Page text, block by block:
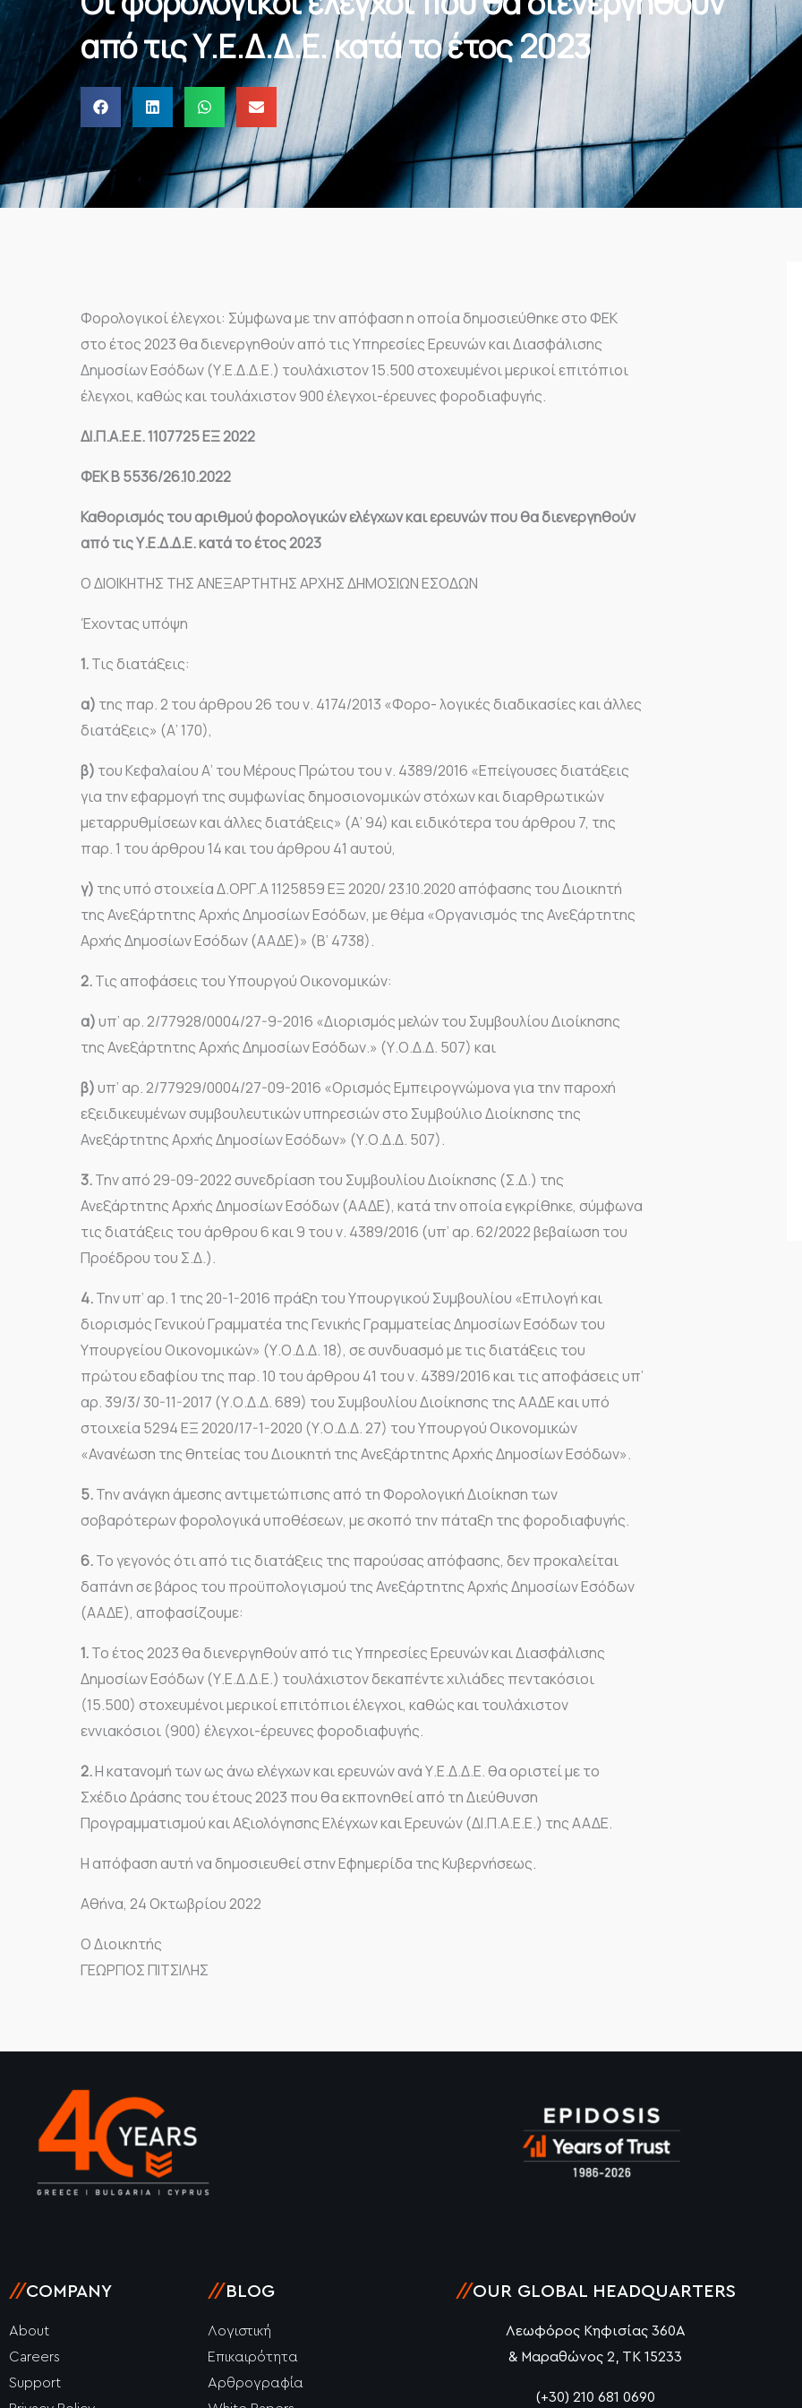
από τις Υ.Ε.Δ.Δ.Ε. κατά το έτος 2023
Φορολογικοί έλεγχοι: Σύμφωνα με την απόφαση η οποία δημοσιεύθηκε στο ΦΕΚ
στο έτος 2023 θα διενεργηθούν από τις Υπηρεσίες Ερευνών και Διασφάλισης
Δημοσίων Εσόδων (Υ.Ε.Δ.Δ.Ε.) τουλάχιστον 15.500 στοχευμένοι μερικοί επιτόπιοι
έλεγχοι, καθώς και τουλάχιστον 900 έλεγχοι-έρευνες φοροδιαφυγής.
ΔΙ.Π.Α.Ε.Ε. 1107725 ΕΞ 2022
ΦΕΚ Β 5536/26.10.2022
Καθορισμός του αριθμού φορολογικών ελέγχων και ερευνών που θα διενεργηθούν
από τις Υ.Ε.Δ.Δ.Ε. κατά το έτος 2023
Ο ΔΙΟΙΚΗΤΗΣ ΤΗΣ ΑΝΕΞΑΡΤΗΤΗΣ ΑΡΧΗΣ ΔΗΜΟΣΙΩΝ ΕΣΟΔΩΝ
Έχοντας υπόψη
1.Τις διατάξεις:
α) της παρ. 2 του άρθρου 26 του ν. 4174/2013 «Φορο- λογικές διαδικασίες και άλλες
διατάξεις» (Α’ 170),
β) του Κεφαλαίου Α’ του Μέρους Πρώτου του ν. 4389/2016 «Επείγουσες διατάξεις
για την εφαρμογή της συμφωνίας δημοσιονομικών στόχων και διαρθρωτικών
μεταρρυθμίσεων και άλλες διατάξεις» (Α’ 94) και ειδικότερα του άρθρου 7, της
παρ. 1 του άρθρου 14 και του άρθρου 41 αυτού,
γ) της υπό στοιχεία Δ.ΟΡΓ.Α 1125859 ΕΞ 2020/ 23.10.2020 απόφασης του Διοικητή
της Ανεξάρτητης Αρχής Δημοσίων Εσόδων, με θέμα «Οργανισμός της Ανεξάρτητης
Αρχής Δημοσίων Εσόδων (ΑΑΔΕ)» (Β’ 4738).
2.Τις αποφάσεις του Υπουργού Οικονομικών:
α)υπ’ αρ. 2/77928/0004/27-9-2016 «Διορισμός μελών του Συμβουλίου Διοίκησης
της Ανεξάρτητης Αρχής Δημοσίων Εσόδων.» (Υ.Ο.Δ.Δ. 507) και
β)υπ’ αρ. 2/77929/0004/27-09-2016 «Ορισμός Εμπειρογνώμονα για την παροχή
εξειδικευμένων συμβουλευτικών υπηρεσιών στο Συμβούλιο Διοίκησης της
Ανεξάρτητης Αρχής Δημοσίων Εσόδων» (Υ.Ο.Δ.Δ. 507).
3.Την από 29-09-2022 συνεδρίαση του Συμβουλίου Διοίκησης (Σ.Δ.) της
Ανεξάρτητης Αρχής Δημοσίων Εσόδων (ΑΑΔΕ), κατά την οποία εγκρίθηκε, σύμφωνα
τις διατάξεις του άρθρου 6 και 9 του ν. 4389/2016 (υπ’ αρ. 62/2022 βεβαίωση του
Προέδρου του Σ.Δ.).
4.Την υπ’ αρ. 1 της 20-1-2016 πράξη του Υπουργικού Συμβουλίου «Επιλογή και
διορισμός Γενικού Γραμματέα της Γενικής Γραμματείας Δημοσίων Εσόδων του
Υπουργείου Οικονομικών» (Υ.Ο.Δ.Δ. 18), σε συνδυασμό με τις διατάξεις του
πρώτου εδαφίου της παρ. 10 του άρθρου 41 του ν. 4389/2016 και τις αποφάσεις υπ’
αρ. 39/3/ 30-11-2017 (Υ.Ο.Δ.Δ. 689) του Συμβουλίου Διοίκησης της ΑΑΔΕ και υπό
στοιχεία 5294 ΕΞ 2020/17-1-2020 (Υ.Ο.Δ.Δ. 27) του Υπουργού Οικονομικών
«Ανανέωση της θητείας του Διοικητή της Ανεξάρτητης Αρχής Δημοσίων Εσόδων».
5.Την ανάγκη άμεσης αντιμετώπισης από τη Φορολογική Διοίκηση των
σοβαρότερων φορολογικά υποθέσεων, με σκοπό την πάταξη της φοροδιαφυγής.
6.Το γεγονός ότι από τις διατάξεις της παρούσας απόφασης, δεν προκαλείται
δαπάνη σε βάρος του προϋπολογισμού της Ανεξάρτητης Αρχής Δημοσίων Εσόδων
(ΑΑΔΕ), αποφασίζουμε:
1.Το έτος 2023 θα διενεργηθούν από τις Υπηρεσίες Ερευνών και Διασφάλισης
Δημοσίων Εσόδων (Υ.Ε.Δ.Δ.Ε.) τουλάχιστον δεκαπέντε χιλιάδες πεντακόσιοι
(15.500) στοχευμένοι μερικοί επιτόπιοι έλεγχοι, καθώς και τουλάχιστον
εννιακόσιοι (900) έλεγχοι-έρευνες φοροδιαφυγής.
2.Η κατανομή των ως άνω ελέγχων και ερευνών ανά Υ.Ε.Δ.Δ.Ε. θα οριστεί με το
Σχέδιο Δράσης του έτους 2023 που θα εκπονηθεί από τη Διεύθυνση
Προγραμματισμού και Αξιολόγησης Ελέγχων και Ερευνών (ΔΙ.Π.Α.Ε.Ε.) της ΑΑΔΕ.
Η απόφαση αυτή να δημοσιευθεί στην Εφημερίδα της Κυβερνήσεως.
Αθήνα, 24 Οκτωβρίου 2022
Ο Διοικητής
ΓΕΩΡΓΙΟΣ ΠΙΤΣΙΛΗΣ
//COMPANY
About
Careers
Support
//BLOG
Λογιστική
Επικαιρότητα
Αρθρογραφία
//OUR GLOBAL HEADQUARTERS
Λεωφόρος Κηφισίας 360Α
& Μαραθώνος 2, ΤΚ 15233
(+30) 210 681 0690